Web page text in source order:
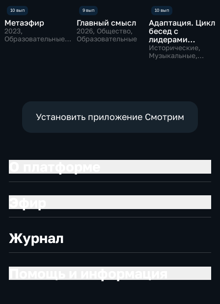
Метаэфир
2023,
Образовательные,
Главный смысл
2026, Общество,
Образовательные
Адаптация. Цикл
бесед c
лидерами
мнений
Исторические,
Музыкальные,
Установить приложение Смотрим
Журнал